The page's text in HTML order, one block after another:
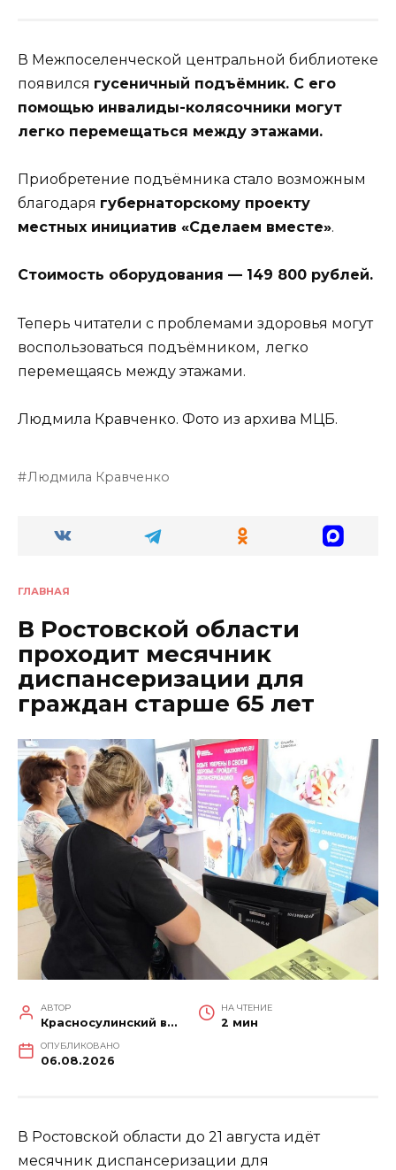
В Межпоселенческой центральной библиотеке
появился гусеничный подъёмник. С его
помощью инвалиды-колясочники могут
легко перемещаться между этажами.
Приобретение подъёмника стало возможным
благодаря губернаторскому проекту
местных инициатив «Сделаем вместе».
Стоимость оборудования — 149 800 рублей.
Теперь читатели с проблемами здоровья могут
воспользоваться подъёмником, легко
перемещаясь между этажами.
Людмила Кравченко. Фото из архива МЦБ.
Людмила Кравченко
ГЛАВНАЯ
В Ростовской области
проходит месячник
диспансеризации для
граждан старше 65 лет
АВТОР
Красносулинский вестник
НА ЧТЕНИЕ
2 мин
ОПУБЛИКОВАНО
06.08.2026
В Ростовской области до 21 августа идёт
месячник диспансеризации для